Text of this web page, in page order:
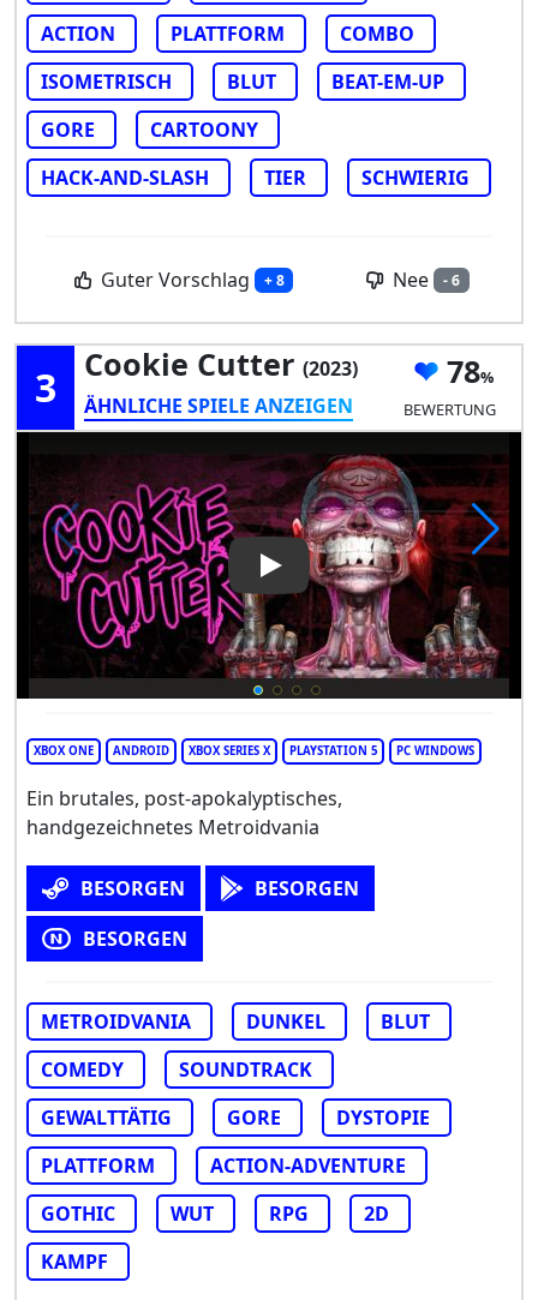
ACTION
PLATTFORM
COMBO
ISOMETRISCH
BLUT
BEAT-EM-UP
GORE
CARTOONY
HACK-AND-SLASH
TIER SCHWIERIG
Guter Vorschlag + 8 Nee - 6
3 Cookie Cutter (2023)
ÄHNLICHE SPIELE ANZEIGEN
78
BEWERTUNG
Play Video: Cookie Cutter
XBOX ONE ANDROID XBOX SERIES X PLAYSTATION 5 PC WINDOWS
Ein brutales, post-apokalyptisches,
handgezeichnetes Metroidvania
BESORGEN
BESORGEN
BESORGEN
METROIDVANIA DUNKEL
BLUT
COMEDY
SOUNDTRACK
GEWALTTÄTIG
GORE
DYSTOPIE
PLATTFORM
ACTION-ADVENTURE
GOTHIC
WUT RPG
2D
KAMPF